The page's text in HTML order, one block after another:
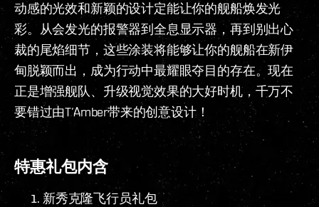
动感的光效和新颖的设计定能让你的舰船焕发光
彩。从会发光的报警器到全息显示器，再到别出心
裁的尾焰细节，这些涂装将能够让你的舰船在新伊
甸脱颖而出，成为行动中最耀眼夺目的存在。现在
正是增强舰队、升级视觉效果的大好时机，千万不
要错过由T’Amber带来的创意设计！
特惠礼包内含
新秀克隆飞行员礼包